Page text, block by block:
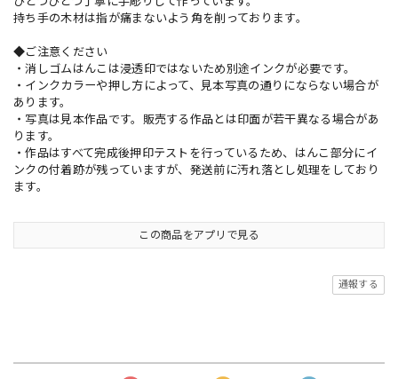
持ち手の木材は指が痛まないよう角を削っております。
◆ご注意ください
・消しゴムはんこは浸透印ではないため別途インクが必要です。
・インクカラーや押し方によって、見本写真の通りにならない場合が
あります。
・写真は見本作品です。販売する作品とは印面が若干異なる場合があ
ります。
・作品はすべて完成後押印テストを行っているため、はんこ部分にイ
ンクの付着跡が残っていますが、発送前に汚れ落とし処理をしており
ます。
この商品をアプリで見る
通報する